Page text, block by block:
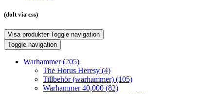
(dolt via css)
Visa produkter Toggle navigation
Toggle navigation
Warhammer(205)
The Horus Heresy (4)
Tillbehör (warhammer) (105)
Warhammer 40,000 (82)